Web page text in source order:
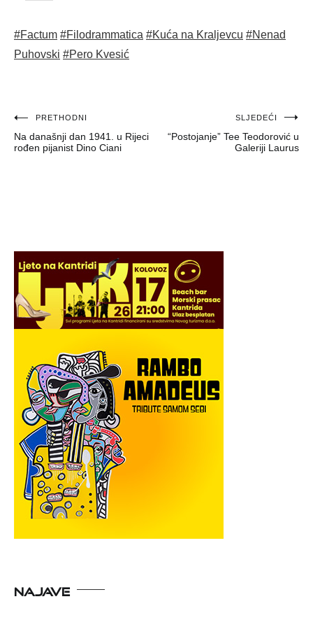
#Factum #Filodrammatica #Kuća na Kraljevcu #Nenad
Puhovski #Pero Kvesić
Navigacija
objava
PRETHODNI
Na današnji dan 1941. u Rijeci
rođen pijanist Dino Ciani
SLJEDEĆI
“Postojanje” Tee Teodorović u
Galeriji Laurus
NAJAVE